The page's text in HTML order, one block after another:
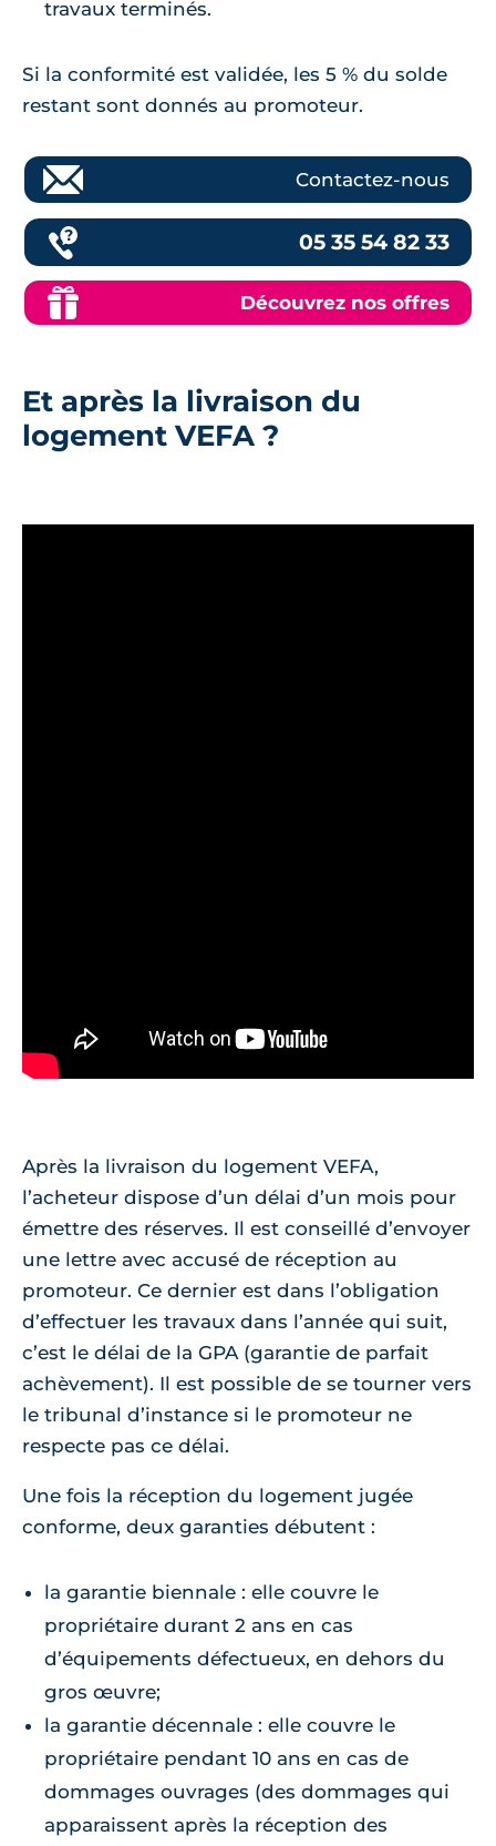
travaux terminés.
Si la conformité est validée, les 5 % du solde
restant sont donnés au promoteur.
Contactez-nous
05 35 54 82 33
Découvrez nos offres
Et après la livraison du
logement VEFA ?
Après la livraison du logement VEFA,
l’acheteur dispose d’un délai d’un mois pour
émettre des réserves. Il est conseillé d’envoyer
une lettre avec accusé de réception au
promoteur. Ce dernier est dans l’obligation
d’effectuer les travaux dans l’année qui suit,
c’est le délai de la GPA (garantie de parfait
achèvement). Il est possible de se tourner vers
le tribunal d’instance si le promoteur ne
respecte pas ce délai.
Une fois la réception du logement jugée
conforme, deux garanties débutent :
la garantie biennale : elle couvre le
propriétaire durant 2 ans en cas
d’équipements défectueux, en dehors du
gros œuvre;
la garantie décennale : elle couvre le
propriétaire pendant 10 ans en cas de
dommages ouvrages (des dommages qui
apparaissent après la réception des